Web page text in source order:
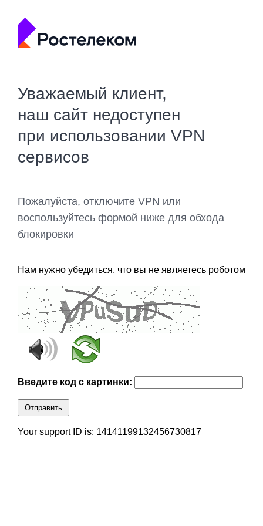
Уважаемый клиент,
наш сайт недоступен
при использовании VPN
сервисов
Пожалуйста, отключите VPN или
воспользуйтесь формой ниже для обхода
блокировки
Нам нужно убедиться, что вы не являетесь роботом
Введите код с картинки:
Отправить
Your support ID is: 14141199132456730817